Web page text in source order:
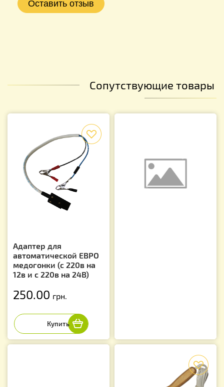
Сопутствующие товары
Адаптер для
автоматической ЕВРО
медогонки (с 220в на
12в и с 220в на 24В)
250.00 грн.